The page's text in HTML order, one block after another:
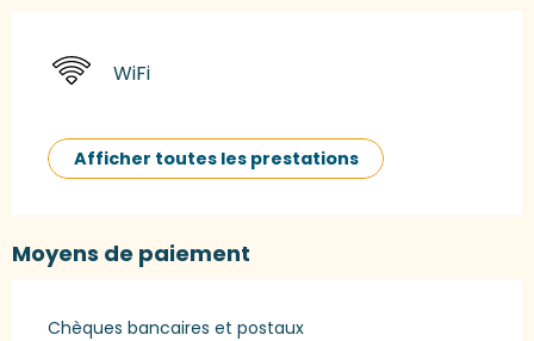
WiFi
Afficher toutes les prestations
Moyens de paiement
Chèques bancaires et postaux